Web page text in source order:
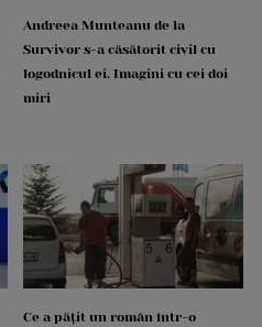
Andreea Munteanu de la
Survivor s-a căsătorit civil cu
logodnicul ei. Imagini cu cei doi
miri
Ce a pățit un român într-o